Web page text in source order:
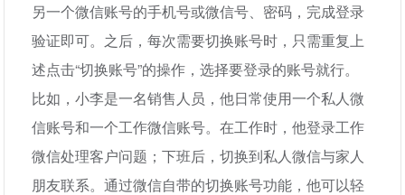
另一个微信账号的手机号或微信号、密码，完成登录
验证即可。之后，每次需要切换账号时，只需重复上
述点击“切换账号”的操作，选择要登录的账号就行。
比如，小李是一名销售人员，他日常使用一个私人微
信账号和一个工作微信账号。在工作时，他登录工作
微信处理客户问题；下班后，切换到私人微信与家人
朋友联系。通过微信自带的切换账号功能，他可以轻